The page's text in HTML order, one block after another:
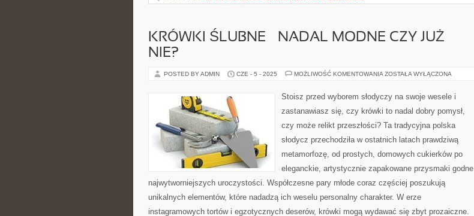
KRÓWKI ŚLUBNE – NADAL MODNE CZY JUŻ
NIE?
POSTED BY ADMIN CZE - 5 - 2025 MOŻLIWOŚĆ KOMENTOWANIA KRÓWKI
MODNE
JUŻ
ZOSTAŁA WYŁĄCZONA
Stoisz przed wyborem słodyczy na swoje wesele i
zastanawiasz się, czy krówki to nadal dobry pomysł,
czy może relikt przeszłości? Ta tradycyjna polska
słodycz przechodziła w ostatnich latach prawdziwą
metamorfozę, od prostych, domowych cukierków po
eleganckie, artystycznie zapakowane przysmaki godne
najwytworniejszych uroczystości. Współczesne pary młode coraz częściej poszukują
unikalnych elementów, które nadadzą ich weselu personalny charakter. W erze
instagramowych tortów i egzotycznych deserów, krówki mogą wydawać się zbyt prozaiczne.